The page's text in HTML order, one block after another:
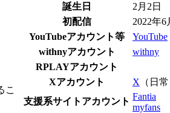
誕生日
2月2日
初配信
2022年6
YouTubeアカウント等
YouTube
withnyアカウント
withny
RPLAYアカウント
Xアカウント
X （日常
支援系サイトアカウント Fantia
myfans
こ